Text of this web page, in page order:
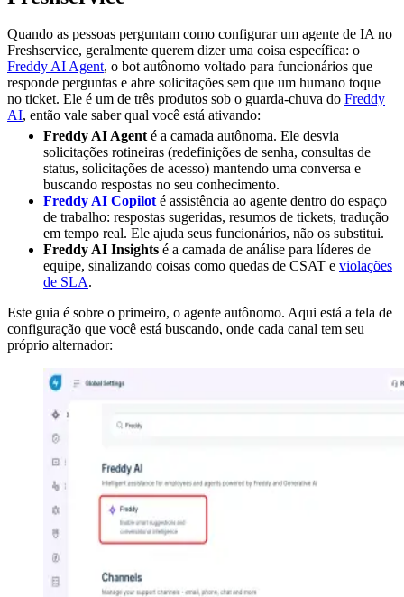
Quando as pessoas perguntam como configurar um agente de IA no
Freshservice, geralmente querem dizer uma coisa específica: o
Freddy AI Agent, o bot autônomo voltado para funcionários que
responde perguntas e abre solicitações sem que um humano toque
no ticket. Ele é um de três produtos sob o guarda-chuva do Freddy
AI, então vale saber qual você está ativando:
Freddy AI Agent é a camada autônoma. Ele desvia
solicitações rotineiras (redefinições de senha, consultas de
status, solicitações de acesso) mantendo uma conversa e
buscando respostas no seu conhecimento.
Freddy AI Copilot é assistência ao agente dentro do espaço
de trabalho: respostas sugeridas, resumos de tickets, tradução
em tempo real. Ele ajuda seus funcionários, não os substitui.
Freddy AI Insights é a camada de análise para líderes de
equipe, sinalizando coisas como quedas de CSAT e violações
de SLA.
Este guia é sobre o primeiro, o agente autônomo. Aqui está a tela de
configuração que você está buscando, onde cada canal tem seu
próprio alternador: